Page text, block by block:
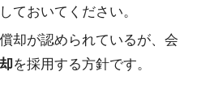
ておいてください。
却が認められているが、会
を採用する方針です。